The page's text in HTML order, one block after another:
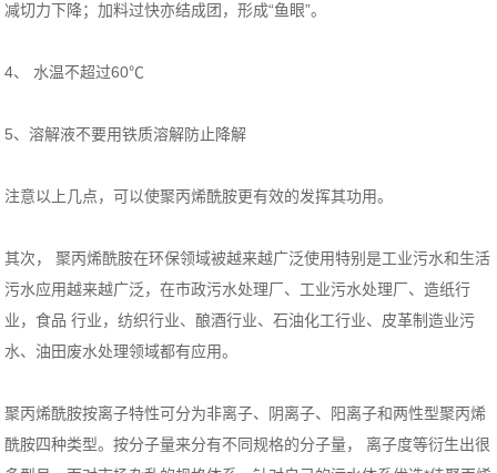
减切力下降；加料过快亦结成团，形成“鱼眼”。
4、 水温不超过60℃
5、溶解液不要用铁质溶解防止降解
注意以上几点，可以使聚丙烯酰胺更有效的发挥其功用。
其次， 聚丙烯酰胺在环保领域被越来越广泛使用特别是工业污水和生活
污水应用越来越广泛，在市政污水处理厂、工业污水处理厂、造纸行
业，食品 行业，纺织行业、酿酒行业、石油化工行业、皮革制造业污
水、油田废水处理领域都有应用。
聚丙烯酰胺按离子特性可分为非离子、阴离子、阳离子和两性型聚丙烯
酰胺四种类型。按分子量来分有不同规格的分子量， 离子度等衍生出很